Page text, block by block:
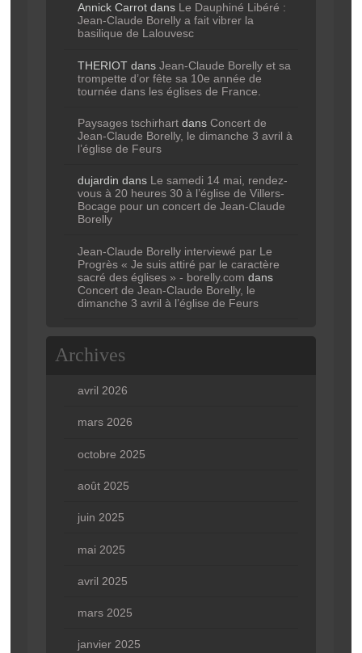
Annick Carrotdans Le Dauphiné Libéré :
Jean-Claude Borelly a fait vibrer la
basilique de Lalouvesc
THERIOTdans Jean-Claude Borelly et sa
trompette d’or fête sa 10e année de
tournée dans les églises de France.
Paysages tschirhartdans Concert de
Jean-Claude Borelly, le dimanche 3 avril à
l’église de Feurs
dujardin dans Le samedi 14 mai, rendez-
vous à 20 heures 30 à l’église de Villers-
Bocage pour un concert de Jean-Claude
Borelly
Jean-Claude Borelly interviewé par Le
Progrès « Je suis attiré par le caractère
sacré des églises » - borelly.com dans
Concert de Jean-Claude Borelly, le
dimanche 3 avril à l’église de Feurs
Archives
avril 2026
mars 2026
octobre 2025
août 2025
juin 2025
mai 2025
avril 2025
mars 2025
janvier 2025